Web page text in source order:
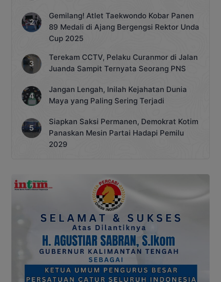
Gemilang! Atlet Taekwondo Kobar Panen
89 Medali di Ajang Bergengsi Rektor Unda
Cup 2025
Terekam CCTV, Pelaku Curanmor di Jalan
Juanda Sampit Ternyata Seorang PNS
Jangan Lengah, Inilah Kejahatan Dunia
Maya yang Paling Sering Terjadi
Siapkan Saksi Permanen, Demokrat Kotim
Panaskan Mesin Partai Hadapi Pemilu
2029